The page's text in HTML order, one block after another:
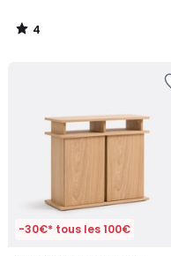
4
/
-30€* tous les 100€